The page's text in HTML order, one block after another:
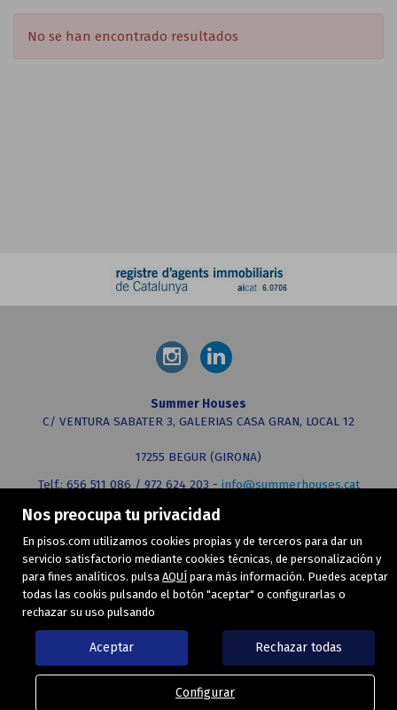
Nos preocupa tu privacidad
En pisos.com utilizamos cookies propias y de terceros para dar un
servicio satisfactorio mediante cookies técnicas, de personalización y
para fines analíticos. pulsa AQUÍ para más información. Puedes aceptar
todas las cookis pulsando el botón "aceptar" o configurarlas o
rechazar su uso pulsando
Aceptar Rechazar todas
Configurar
No se han encontrado resultados
Summer Houses
C/ VENTURA SABATER 3, GALERIAS CASA GRAN, LOCAL 12
17255 BEGUR (GIRONA)
Telf.: 656 511 086 / 972 624 203 - info@summerhouses.cat
MAPA WEB AVISO LEGAL POLÍTICA DE COOKIES